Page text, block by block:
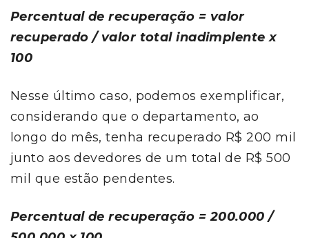
Percentual de recuperação = valor
recuperado / valor total inadimplente x
100
Nesse último caso, podemos exemplificar,
considerando que o departamento, ao
longo do mês, tenha recuperado R$ 200 mil
junto aos devedores de um total de R$ 500
mil que estão pendentes.
Percentual de recuperação = 200.000 /